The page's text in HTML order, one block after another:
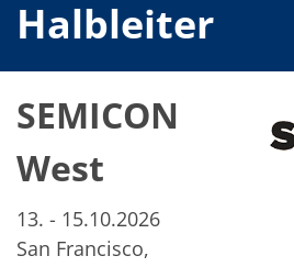
TruEtch®
Marangoni Dryer
Ausbildung & Studium
RENA_Benefits
Studium
Praktikum
News Ausbildung & Studium
RENA als Arbeitgeber
Bewerben bei RENA
Halbleiter
SEMICON
West
13. - 15.10.2026
San Francisco,